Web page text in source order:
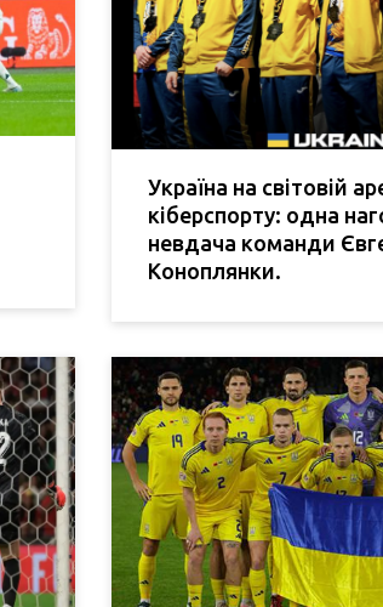
Україна на світовій
кіберспорту: одна
невдача команди
Коноплянки.